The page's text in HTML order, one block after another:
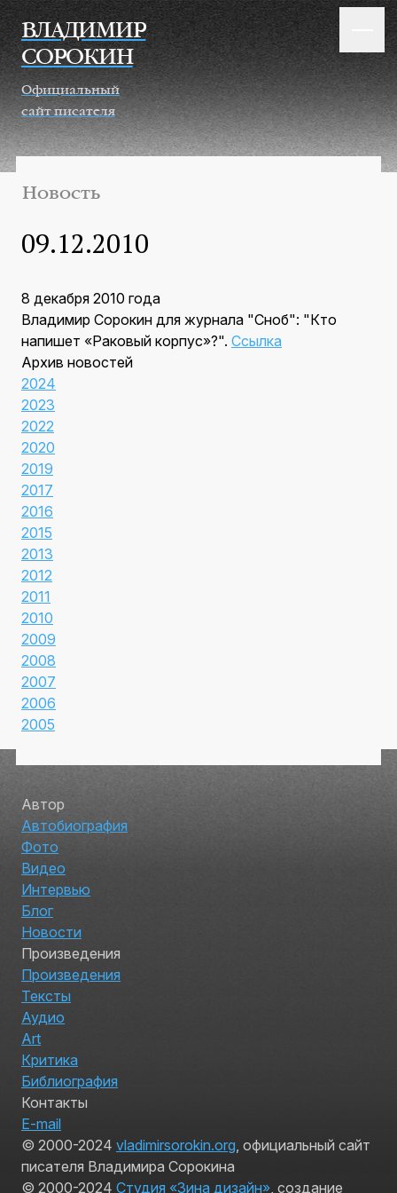
Перейти к основному содержанию
ВЛАДИМИР
СОРОКИН
Официальный
сайт писателя
Новость
09.12.2010
8 декабря 2010 года
Владимир Сорокин для журнала "Сноб": "Кто
напишет «Раковый корпус»?". Ссылка
Архив новостей
2024
2023
2022
2020
2019
2017
2016
2015
2013
2012
2011
2010
2009
2008
2007
2006
2005
Автор
Автобиография
Фото
Видео
Интервью
Блог
Новости
Произведения
Произведения
Тексты
Аудио
Art
Критика
Библиография
Контакты
E-mail
© 2000-2024 vladimirsorokin.org, официальный сайт
писателя Владимира Сорокина
© 2000-2024 Студия «Зина дизайн», создание